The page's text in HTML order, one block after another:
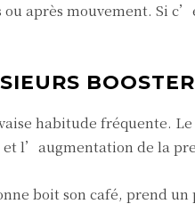
après mouvement. Si
habitude fréquente.
l’augmentation de la
boit son café, prend